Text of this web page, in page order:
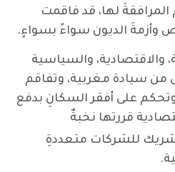
لها، قد فاقمت
وأزمةَ الديون سواءً بسواءٍ.
والاقتصادية، والسياسية
من سيادة مغربية، وتفاقم
وتحكم على أفقر السكانِ بدفع
قررتها نخبةٌ
للشركات متعددةِ